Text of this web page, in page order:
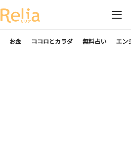
お金 ココロとカラダ 無料占い エン